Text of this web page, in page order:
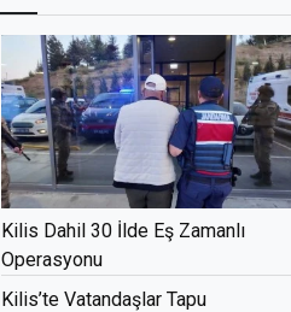
Kilis Dahil 30 İlde Eş Zamanlı
Operasyonu
Kilis’te Vatandaşlar Tapu